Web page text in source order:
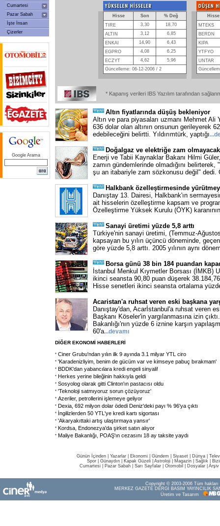
Cumartesi
Pazar Sabah
İşte İnsan
Çizerler
Google Arama
Hisse Son
% Değ
TIRE
3,30
18,70
ALTIN
3,12
6,85
ENKAI
14,90
6,43
EGPRO
4,08
6,25
ECZYT
4,62
5,96
Güncelleme: 06-12-2006 / 2
Hisse
MTEKS
BERDN
KIPA
YTFYO
UNTAR
* Kapanış verileri IBS Yazılım tarafından
Altın fiyatlarında düşüş bekleniyor
Altın ve para piyasaları uzmanı Mehmet Ali
636 dolar olan altının onsunun gerileyerek
edebileceğini belirtti. Yıldırımtürk, yaptığı...
Doğalgaz ve elektriğe zam olmayacak
Enerji ve Tabii Kaynaklar Bakanı Hilmi
zamın gündemlerinde olmadığını
şu an itabariyle zam sözkonusu değil" dedi.
Halkbank özelleştirmesinde
Danıştay 13. Dairesi, Halkbank'ın
ait hisselerin özelleştirme kapsam ve
Özelleştirme Yüksek Kurulu (ÖYK)
Sanayi üretimi yüzde 5,8 arttı
Türkiye'nin sanayi üretimi, (Temmuz-
kapsayan bu yılın üçüncü döneminde,
göre yüzde 5,8 arttı. 2005 yılının aynı
Borsa günü 38 bin 184 puandan
İstanbul Menkul Kıymetler Borsası (İMKB)
ikinci seansta 90,80 puan düşerek
Hisse senetleri ikinci seansta ortalama
Acaristan'a ruhsat veren eski başkana
Danıştay'dan, Acarİstanbul'a ruhsat veren
Başkanı Köseler'in yargılanmasına izin
Bakanlığı'nın yüzde 6 iznine karşın
60'a...devamı
DİĞER EKONOMİ HABERLERİ
Ciner Grubu'ndan yılın ilk 9 ayında 3.1 milyar YTL ciro
'Karadenizliyim, benim de gücüm var ve kimseye pabuç bırakmam'
BDDK'dan yabancılara kredi engeli sinyali!
Herkes yerine bileğinin hakkıyla geldi
Sosyolog olarak gitti Clinton'ın pastacısı oldu
'Teknoloji satmıyoruz sorun çözüyoruz'
Azeriler, petrollerini işlemeye geliyor
Dexia, 692 milyon dolar ödedi Deniz'deki payı % 96'ya çıktı
İngilizlerden 50 YTL'ye kredi kartı sigortası
'Akaryakıttaki artış ulaştırmaya yansır'
Kordsa, Endonezya'da şirket satın alıyor
Maliye Bakanlığı, POAŞ'ın cezasını 18 ay taksite yaydı
Günün İçinden Yazarlar Ekonomi Gündem Siyaset Dünya |
Spor
Günaydın Kapak Güzeli Astroloji Magazin Sağlık
Cumartesi
Pazar Sabah Sarı Sayfalar Otomobil Dosyalar Arşiv
Copyright © 2003-2006 Tüm hakları
MERKEZ GAZETE DERGİ BASIM YAYINCILIK
Üretim ve Tasarım